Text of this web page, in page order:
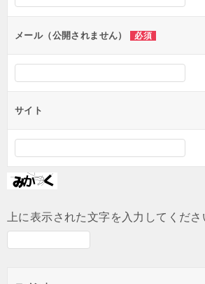
ンメール（公開されません） 必須
サイト
上に表示された文字を入力してくださ